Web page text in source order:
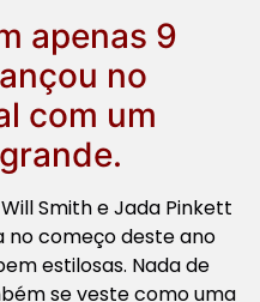
apenas 9
no
com um
Smith e Jada Pinkett
no começo deste ano
estilosas. Nada de
se veste como uma